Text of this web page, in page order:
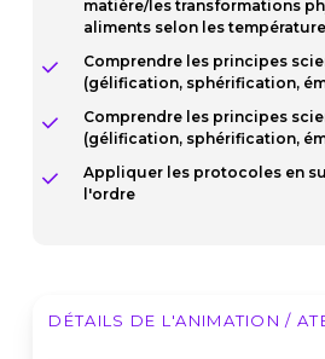
matière/les transformations
aliments selon les
Comprendre les principes
(gélification, sphérification,
Comprendre les principes
(gélification, sphérification,
Appliquer les protocoles en
l'ordre
DÉTAILS DE L'ANIMATION /